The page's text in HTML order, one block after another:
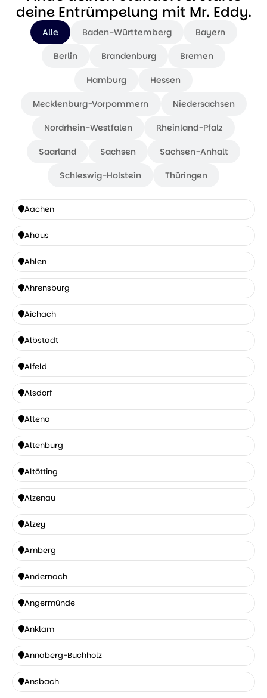
deine Entrümpelung mit Mr. Eddy.
Baden-Württemberg
Bayern
Berlin
Brandenburg
Bremen
Hamburg
Hessen
Mecklenburg-Vorpommern
Niedersachsen
Nordrhein-Westfalen
Rheinland-Pfalz
Saarland
Sachsen
Sachsen-Anhalt
Schleswig-Holstein
Thüringen
Alle
Aachen
Aachen
Ahaus
Ahaus
Ahlen
Ahlen
Ahrensburg
Ahrensburg
Aichach
Aichach
Albstadt
Albstadt
Alfeld
Alfeld
Alsdorf
Alsdorf
Altena
Altena
Altenburg
Altenburg
Altötting
Altötting
Alzenau
Alzenau
Alzey
Alzey
Amberg
Amberg
Andernach
Andernach
Angermünde
Angermünde
Anklam
Anklam
Annaberg-Buchholz
Annaberg-
Ansbach
Ansbach